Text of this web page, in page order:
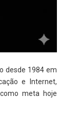
desde 1984 em
e Internet,
meta hoje